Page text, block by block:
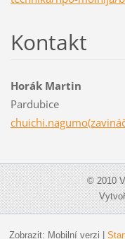
Kontakt
Horák Martin
Pardubice
© 2010
Zobrazit: Mobilní verzi